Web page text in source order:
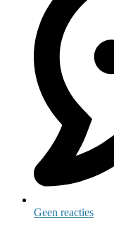
Geen reacties